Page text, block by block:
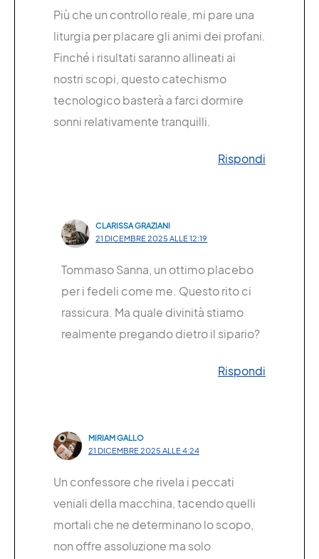
Più che un controllo reale, mi pare una
liturgia per placare gli animi dei profani.
Finché i risultati saranno allineati ai
nostri scopi, questo catechismo
tecnologico basterà a farci dormire
sonni relativamente tranquilli.
Rispondi
CLARISSA GRAZIANI
21 DICEMBRE 2025 ALLE 12:19
Tommaso Sanna, un ottimo placebo
per i fedeli come me. Questo rito ci
rassicura. Ma quale divinità stiamo
realmente pregando dietro il sipario?
Rispondi
MIRIAM GALLO
21 DICEMBRE 2025 ALLE 4:24
Un confessore che rivela i peccati
veniali della macchina, tacendo quelli
mortali che ne determinano lo scopo,
non offre assoluzione ma solo